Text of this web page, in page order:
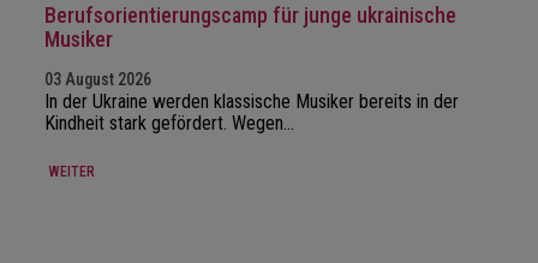
Berufsorientierungscamp für junge ukrainische
Musiker
03 August 2026
In der Ukraine werden klassische Musiker bereits in der
Kindheit stark gefördert. Wegen…
WEITER